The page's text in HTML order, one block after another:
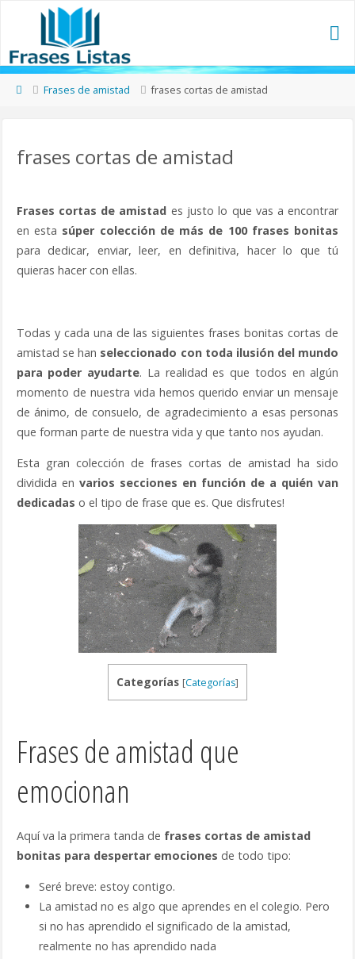
Frases de amistad frases cortas de amistad
frases cortas de amistad
Frases cortas de amistad es justo lo que vas a encontrar
en esta súper colección de más de 100 frases bonitas
para dedicar, enviar, leer, en definitiva, hacer lo que tú
quieras hacer con ellas.
Todas y cada una de las siguientes frases bonitas cortas de
amistad se han seleccionado con toda ilusión del mundo
para poder ayudarte. La realidad es que todos en algún
momento de nuestra vida hemos querido enviar un mensaje
de ánimo, de consuelo, de agradecimiento a esas personas
que forman parte de nuestra vida y que tanto nos ayudan.
Esta gran colección de frases cortas de amistad ha sido
dividida en varios secciones en función de a quién van
dedicadas o el tipo de frase que es. Que disfrutes!
Categorías [Categorías]
Frases de amistad que
emocionan
Aquí va la primera tanda de frases cortas de amistad
bonitas para despertar emociones de todo tipo:
Seré breve: estoy contigo.
La amistad no es algo que aprendes en el colegio. Pero
si no has aprendido el significado de la amistad,
realmente no has aprendido nada